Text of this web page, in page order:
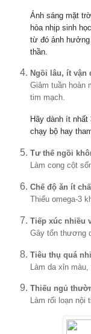
Ánh sáng mặt
hòa nhịp sinh
từ đó ảnh
thần.
Ngồi lâu, ít vận
Giảm tuần hoàn
tim mạch.
Hãy dành ít
chạy bộ hay
Tư thế ngồi
Làm cong cột
Chế độ ăn ít
Thiếu omega-3
Tiếp xúc nhiều
Gây tổn thương
Tiêu thụ quá
Làm da xỉn
Thiếu ngủ
Làm rối loạn nội